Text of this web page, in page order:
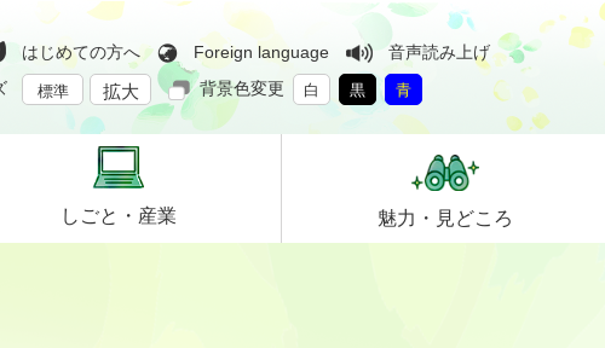
はじめての方へ Foreign language
音声読み上げ
標準 拡大 背景色変更 白 黒 青
しごと・ 産業 魅力・ 見どころ